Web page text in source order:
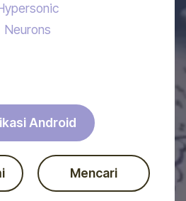
Neurons
Android
Mencari